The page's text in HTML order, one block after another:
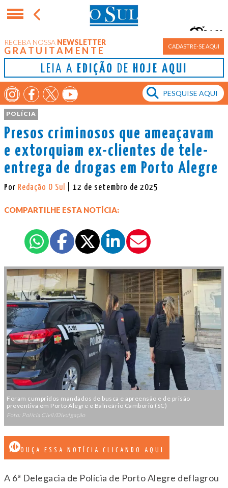
RECEBA NOSSA NEWSLETTER
GRATUITAMENTE CADASTRE-SE AQUI
LEIA A EDIÇÃO DE HOJE AQUI
Porto Alegre
16°
POLÍCIA
Presos criminosos que ameaçavam
e extorquiam ex-clientes de tele-
entrega de drogas em Porto Alegre
Por Redação O Sul | 12 de setembro de 2025
COMPARTILHE ESTA NOTÍCIA:
Foram cumpridos mandados de busca e apreensão e de prisão
preventiva em Porto Alegre e Balneário Camboriú (SC)
Foto: Polícia Civil/Divulgação
OUÇA ESSA NOTÍCIA CLICANDO AQUI
A 6ª Delegacia de Polícia de Porto Alegre deflagrou